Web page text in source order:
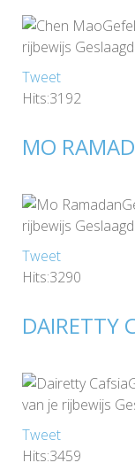
rijbewijs
Tweet
Hits:3192
MO
rijbewijs
Tweet
Hits:3290
DAIRETTY
van je rijbewijs
Tweet
Hits:3459